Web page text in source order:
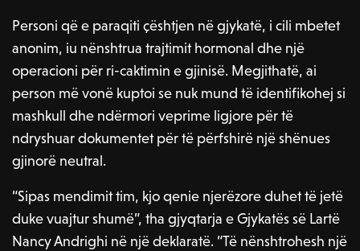
Personi që e paraqiti çështjen në gjykatë, i cili mbetet
anonim, iu nënshtrua trajtimit hormonal dhe një
operacioni për ri-caktimin e gjinisë. Megjithatë, ai
person më vonë kuptoi se nuk mund të identifikohej si
mashkull dhe ndërmori veprime ligjore për të
ndryshuar dokumentet për të përfshirë një shënues
gjinorë neutral.
“Sipas mendimit tim, kjo qenie njerëzore duhet të jetë
duke vuajtur shumë”, tha gjyqtarja e Gjykatës së Lartë
Nancy Andrighi në një deklaratë. “Të nënshtrohesh një